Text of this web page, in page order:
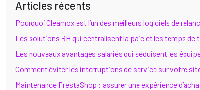
Articles récents
Pourquoi Clearnox est l’un des meilleurs logiciels de
Les solutions RH qui centralisent la paie et les temps de
Les nouveaux avantages salariés qui séduisent les
Comment éviter les interruptions de service sur votre
Maintenance PrestaShop : assurer une expérience